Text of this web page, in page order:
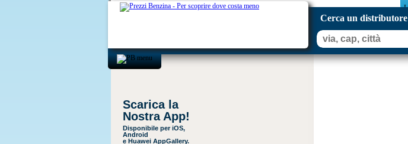
Cerca un distributore
Scarica la
Nostra App!
Disponibile per iOS,
Android
e Huawei AppGallery.